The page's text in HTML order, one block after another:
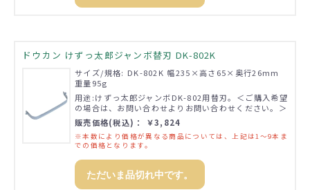
ドウカン けずっ太郎ジャンボ替刃 DK-802K
サイズ/規格: DK-802K 幅235×高さ65×奥行26mm
重量95g
用途:けずっ太郎ジャンボDK-802用替刃。＜ご購入希望
の場合は、お問い合わせよりお問い合わせください。＞
販売価格(税込)： ￥3,824
※本数により価格が異なる商品については、上記は1～9本ま
での価格となります。
ただいま品切れ中です。